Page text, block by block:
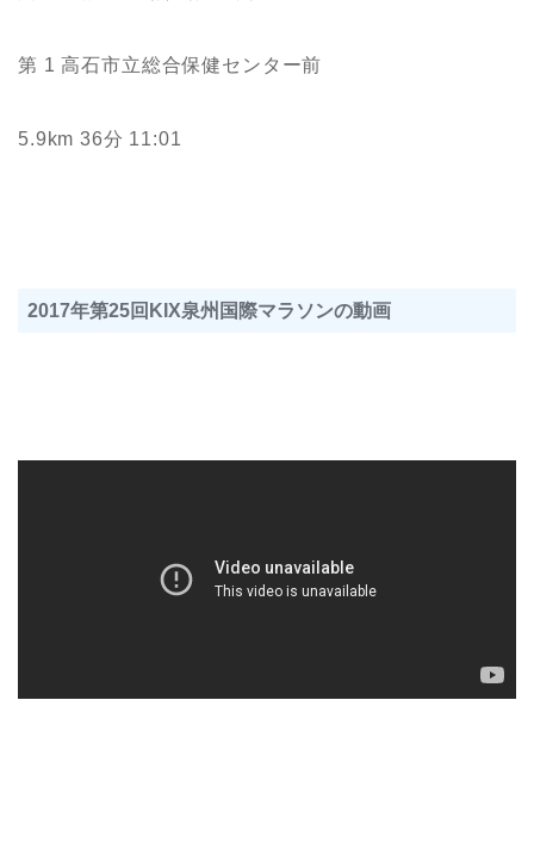
第 1 高石市立総合保健センター前
5.9km 36分 11:01
2017年第25回KIX泉州国際マラソンの動画